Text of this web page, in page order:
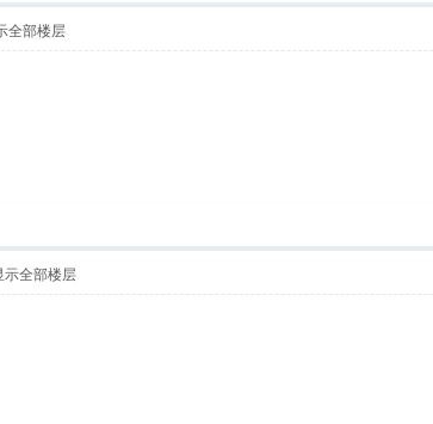
全部楼层
示全部楼层